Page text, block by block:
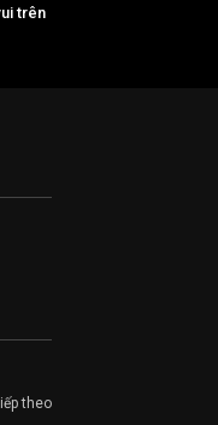
trên
theo